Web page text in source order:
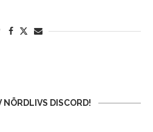
NÖRDLIVS DISCORD!